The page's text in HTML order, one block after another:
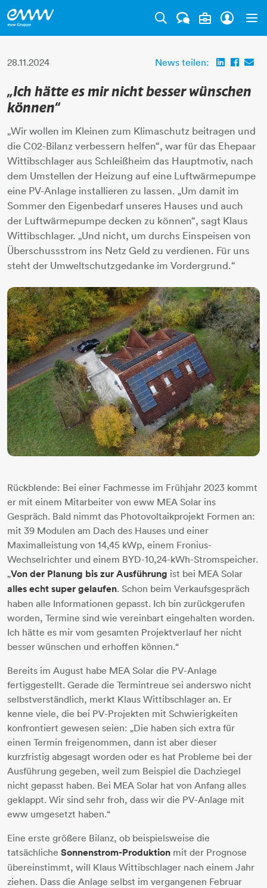
28.11.2024 News teilen:
„Ich hätte es mir nicht besser wünschen
können“
„Wir wollen im Kleinen zum Klimaschutz beitragen und
die C02-Bilanz verbessern helfen“, war für das Ehepaar
Wittibschlager aus Schleißheim das Hauptmotiv, nach
dem Umstellen der Heizung auf eine Luftwärmepumpe
eine PV-Anlage installieren zu lassen. „Um damit im
Sommer den Eigenbedarf unseres Hauses und auch
der Luftwärmepumpe decken zu können“, sagt Klaus
Wittibschlager. „Und nicht, um durchs Einspeisen von
Überschussstrom ins Netz Geld zu verdienen. Für uns
steht der Umweltschutzgedanke im Vordergrund.“
Rückblende: Bei einer Fachmesse im Frühjahr 2023 kommt
er mit einem Mitarbeiter von eww MEA Solar ins
Gespräch. Bald nimmt das Photovoltaikprojekt Formen an:
mit 39 Modulen am Dach des Hauses und einer
Maximalleistung von 14,45 kWp, einem Fronius-
Wechselrichter und einem BYD-10,24-kWh-Stromspeicher.
„Von der Planung bis zur Ausführung ist bei MEA Solar
alles echt super gelaufen. Schon beim Verkaufsgespräch
haben alle Informationen gepasst. Ich bin zurückgerufen
worden, Termine sind wie vereinbart eingehalten worden.
Ich hätte es mir vom gesamten Projektverlauf her nicht
besser wünschen und erhoffen können.“
Bereits im August habe MEA Solar die PV-Anlage
fertiggestellt. Gerade die Termintreue sei anderswo nicht
selbstverständlich, merkt Klaus Wittibschlager an. Er
kenne viele, die bei PV-Projekten mit Schwierigkeiten
konfrontiert gewesen seien: „Die haben sich extra für
einen Termin freigenommen, dann ist aber dieser
kurzfristig abgesagt worden oder es hat Probleme bei der
Ausführung gegeben, weil zum Beispiel die Dachziegel
nicht gepasst haben. Bei MEA Solar hat von Anfang alles
geklappt. Wir sind sehr froh, dass wir die PV-Anlage mit
eww umgesetzt haben.“
Eine erste größere Bilanz, ob beispielsweise die
tatsächliche Sonnenstrom-Produktion mit der Prognose
übereinstimmt, will Klaus Wittibschlager nach einem Jahr
ziehen. Dass die Anlage selbst im vergangenen Februar